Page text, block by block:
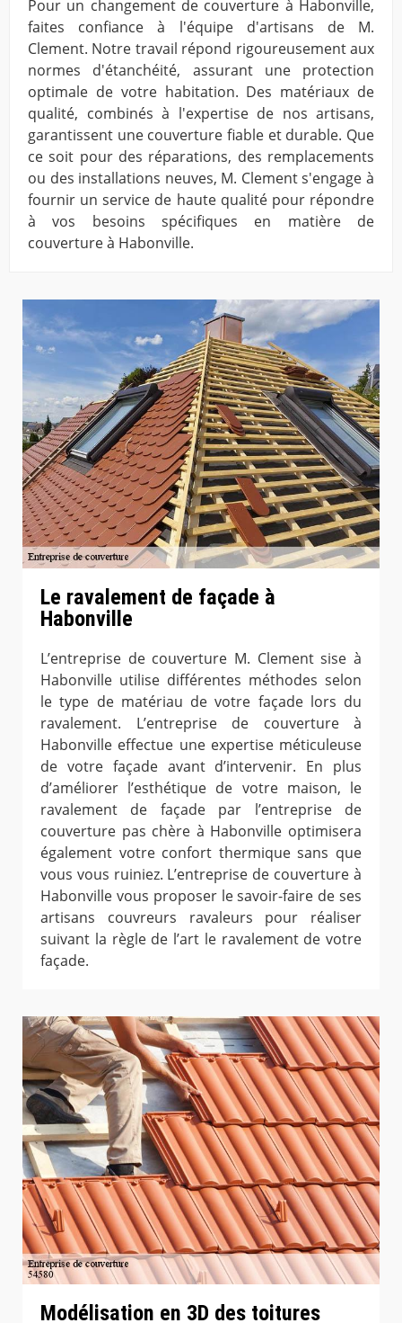
Pour un changement de couverture à Habonville,
faites confiance à l'équipe d'artisans de M.
Clement. Notre travail répond rigoureusement aux
normes d'étanchéité, assurant une protection
optimale de votre habitation. Des matériaux de
qualité, combinés à l'expertise de nos artisans,
garantissent une couverture fiable et durable. Que
ce soit pour des réparations, des remplacements
ou des installations neuves, M. Clement s'engage à
fournir un service de haute qualité pour répondre
à vos besoins spécifiques en matière de
couverture à Habonville.
Le ravalement de façade à
Habonville
L’entreprise de couverture M. Clement sise à
Habonville utilise différentes méthodes selon
le type de matériau de votre façade lors du
ravalement. L’entreprise de couverture à
Habonville effectue une expertise méticuleuse
de votre façade avant d’intervenir. En plus
d’améliorer l’esthétique de votre maison, le
ravalement de façade par l’entreprise de
couverture pas chère à Habonville optimisera
également votre confort thermique sans que
vous vous ruiniez. L’entreprise de couverture à
Habonville vous proposer le savoir-faire de ses
artisans couvreurs ravaleurs pour réaliser
suivant la règle de l’art le ravalement de votre
façade.
Modélisation en 3D des toitures